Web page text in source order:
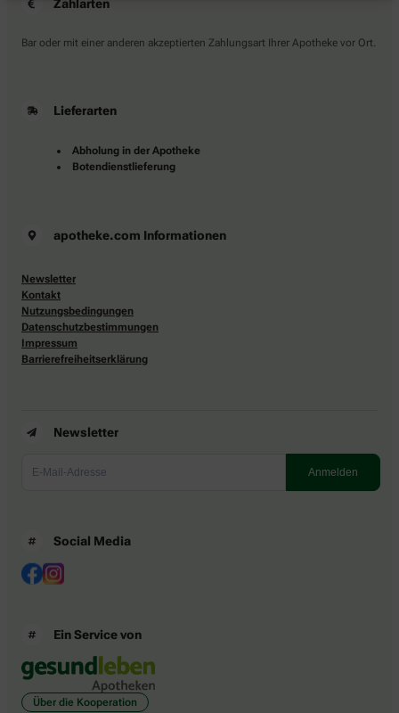
Zahlarten
Bar oder mit einer anderen akzeptierten Zahlungsart Ihrer Apotheke vor Ort.
Lieferarten
Abholung in der Apotheke
Botendienstlieferung
apotheke.com Informationen
Newsletter
Kontakt
Nutzungsbedingungen
Datenschutzbestimmungen
Impressum
Barrierefreiheitserklärung
Newsletter
Social Media
Ein Service von
Über die Kooperation